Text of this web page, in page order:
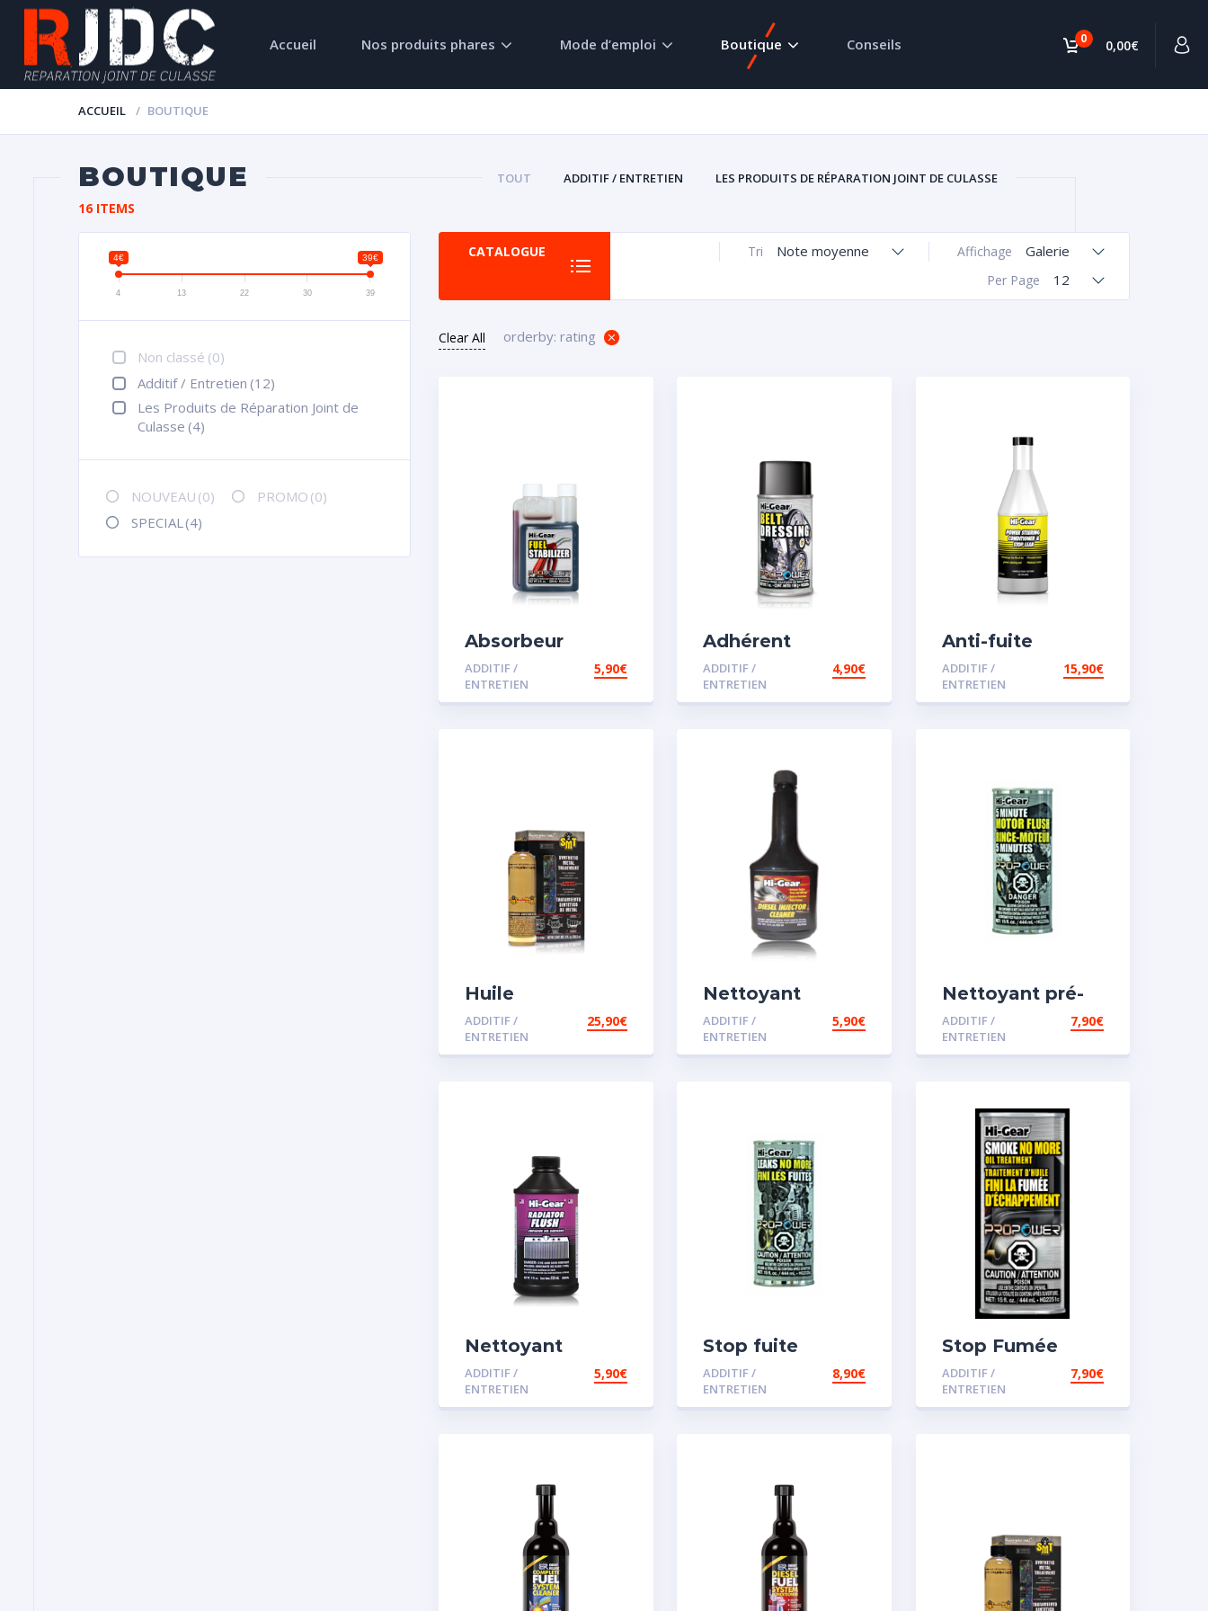
0 0,00€
Accueil Nos produits phares Mode d’emploi Boutique Conseils
ACCUEIL BOUTIQUE
BOUTIQUE TOUT ADDITIF / ENTRETIEN LES PRODUITS DE RÉPARATION JOINT DE CULASSE
16 ITEMS
4€ 39€
4 13 22 30 39
Non classé (0)
Additif / Entretien (12)
Les Produits de Réparation Joint de
Culasse (4)
NOUVEAU (0) PROMO (0)
SPECIAL (4)
CATALOGUE Affichage Galerie
Tri Note moyenne
Per Page 12
Clear All orderby: rating
Absorbeur
disperssant
d’eau pour
carburant
ADDITIF /
ENTRETIEN
5,90€
Adhérent
courroie
ADDITIF /
ENTRETIEN
4,90€
Anti-fuite
concentré pour
direction
assistée
ADDITIF /
ENTRETIEN
15,90€
Huile
Remétallisant
Moteur SMT2
ADDITIF /
ENTRETIEN
25,90€
Nettoyant
injecteur diesel
ADDITIF /
ENTRETIEN
5,90€
Nettoyant pré-
vidange
ADDITIF /
ENTRETIEN
7,90€
Nettoyant
radiateur
ADDITIF /
ENTRETIEN
5,90€
Stop fuite
moteur
ADDITIF /
ENTRETIEN
8,90€
Stop Fumée
ADDITIF /
ENTRETIEN
7,90€